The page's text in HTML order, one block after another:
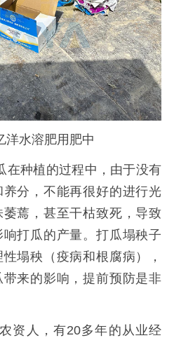
洋水溶肥用肥中
在种植的过程中，由于没有
分，不能再很好的进行光
蔫，甚至干枯致死，导致
打瓜的产量。打瓜塌秧子
塌秧（疫病和根腐病），
来的影响，提前预防是非
资人，有20多年的从业经